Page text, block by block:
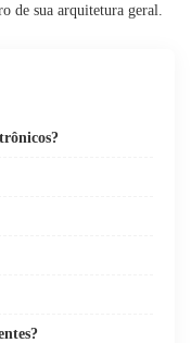
de sua arquitetura geral.